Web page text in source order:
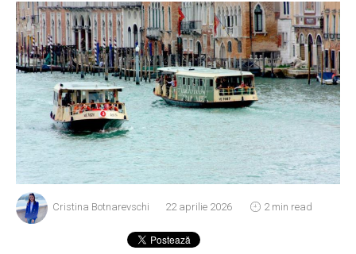
Cristina Botnarevschi 22 aprilie 2026 2 min read